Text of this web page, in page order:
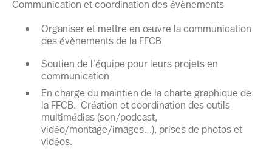
Communication et coordination des évènements
Organiser et mettre en œuvre la communication
des évènements de la FFCB
Soutien de l’équipe pour leurs projets en
communication
En charge du maintien de la charte graphique de
la FFCB. Création et coordination des outils
multimédias (son/podcast,
vidéo/montage/images…), prises de photos et
vidéos.